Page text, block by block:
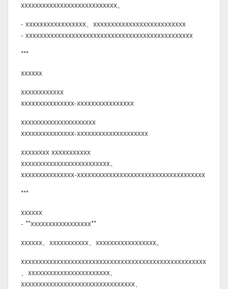
xxxxxxxxxxxxxxxxxxxxxxxxxxx。
- xxxxxxxxxxxxxxxxx、xxxxxxxxxxxxxxxxxxxxxxxxxx
- xxxxxxxxxxxxxxxxxxxxxxxxxxxxxxxxxxxxxxxxxxxxxxx
***
xxxxxx
xxxxxxxxxxxx
xxxxxxxxxxxxxxx-xxxxxxxxxxxxxxxx
xxxxxxxxxxxxxxxxxxxxx
xxxxxxxxxxxxxxx-xxxxxxxxxxxxxxxxxxxx
xxxxxxxx xxxxxxxxxxx
xxxxxxxxxxxxxxxxxxxxxxxxx。
xxxxxxxxxxxxxxx-xxxxxxxxxxxxxxxxxxxxxxxxxxxxxxxxxxxx
***
xxxxxx
- **xxxxxxxxxxxxxxxxx**
xxxxxx、xxxxxxxxxxx、xxxxxxxxxxxxxxxxx。
xxxxxxxxxxxxxxxxxxxxxxxxxxxxxxxxxxxxxxxxxxxxxxxxxxxx
、xxxxxxxxxxxxxxxxxxxxxxx、
xxxxxxxxxxxxxxxxxxxxxxxxxxxxxxxx、